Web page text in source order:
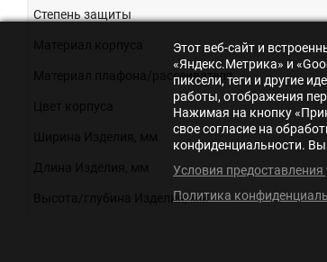
Степень защиты
Материал плафона/рассеивателя
Высота/глубина Изделия, мм
Этот веб-сайт и
«Яндекс.Метрика» и
пиксели, теги и другие
работы, отображения
Нажимая на кнопку
свое согласие на
конфиденциальности.
Условия предоставления
Политика